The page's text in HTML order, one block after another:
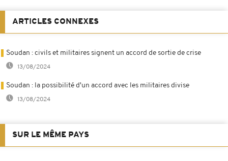
ARTICLES CONNEXES
Soudan : civils et militaires signent un accord de sortie de crise
13/08/2024
Soudan : la possibilité d'un accord avec les militaires divise
13/08/2024
SUR LE MÊME PAYS